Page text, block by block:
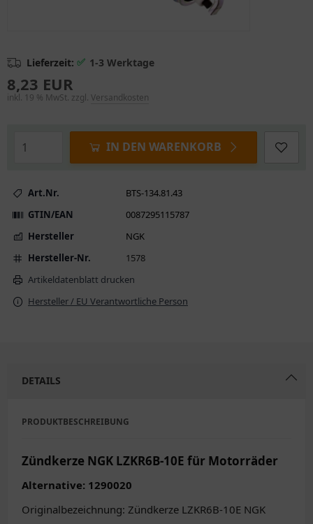
Lieferzeit: ✅ 1-3 Werktage
8,23 EUR
inkl. 19 % MwSt. zzgl. Versandkosten
IN DEN WARENKORB
Art.Nr.
BTS-134.81.43
GTIN/EAN
0087295115787
Hersteller
NGK
Hersteller-Nr.
1578
Artikeldatenblatt drucken
Hersteller / EU Verantwortliche Person
DETAILS
PRODUKTBESCHREIBUNG
Zündkerze NGK LZKR6B-10E für Motorräder
Alternative: 1290020
Originalbezeichnung: Zündkerze LZKR6B-10E NGK